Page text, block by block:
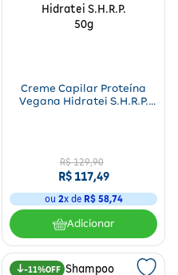
Creme Capilar Proteína
Vegana Hidratei S.H.R.P.
R$ 129,90
R$117,49
ou 2x de R$ 58,74
Adicionar
11%